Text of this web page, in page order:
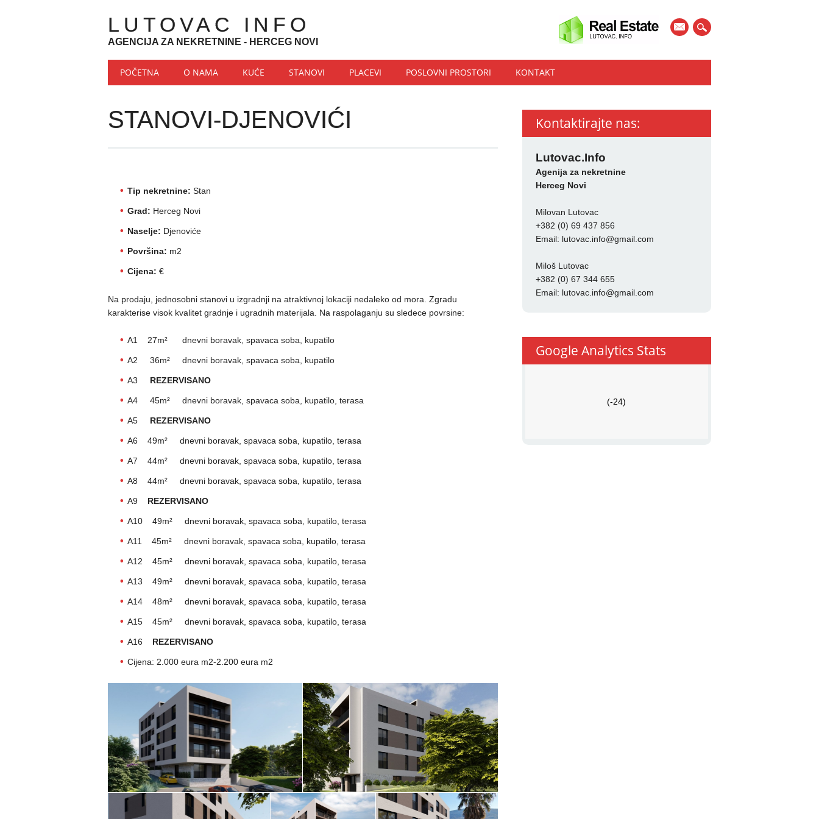
mail
LUTOVAC INFO
AGENCIJA ZA NEKRETNINE - HERCEG NOVI
Main menu
Skip to content
POČETNA O NAMA KUĆE STANOVI PLACEVI POSLOVNI PROSTORI KONTAKT
STANOVI-DJENOVIĆI
Tip nekretnine: Stan
Grad: Herceg Novi
Naselje: Djenoviće
Površina: m2
Cijena: €
Na prodaju, jednosobni stanovi u izgradnji na atraktivnoj lokaciji nedaleko od mora. Zgradu
karakterise visok kvalitet gradnje i ugradnih materijala. Na raspolaganju su sledece povrsine:
A1 27m² dnevni boravak, spavaca soba, kupatilo
A2 36m² dnevni boravak, spavaca soba, kupatilo
A3 REZERVISANO
A4 45m² dnevni boravak, spavaca soba, kupatilo, terasa
A5 REZERVISANO
A6 49m² dnevni boravak, spavaca soba, kupatilo, terasa
A7 44m² dnevni boravak, spavaca soba, kupatilo, terasa
A8 44m² dnevni boravak, spavaca soba, kupatilo, terasa
A9 REZERVISANO
A10 49m² dnevni boravak, spavaca soba, kupatilo, terasa
A11 45m² dnevni boravak, spavaca soba, kupatilo, terasa
A12 45m² dnevni boravak, spavaca soba, kupatilo, terasa
A13 49m² dnevni boravak, spavaca soba, kupatilo, terasa
A14 48m² dnevni boravak, spavaca soba, kupatilo, terasa
A15 45m² dnevni boravak, spavaca soba, kupatilo, terasa
A16 REZERVISANO
Cijena: 2.000 eura m2-2.200 eura m2
Kontaktirajte nas:
Lutovac.Info
Agenija za nekretnine
Herceg Novi
Milovan Lutovac
+382 (0) 69 437 856
Email: lutovac.info@gmail.com
Miloš Lutovac
+382 (0) 67 344 655
Email: lutovac.info@gmail.com
Google Analytics Stats
(-24)